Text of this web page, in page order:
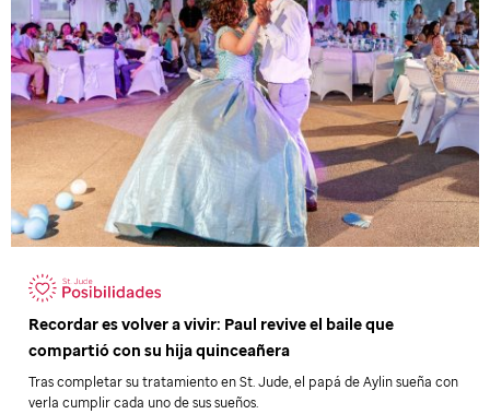
Recordar es volver a vivir: Paul revive el baile que
compartió con su hija quinceañera
Tras completar su tratamiento enSt. Jude, el papá de Aylin sueña con
verla cumplir cada uno de sus sueños.